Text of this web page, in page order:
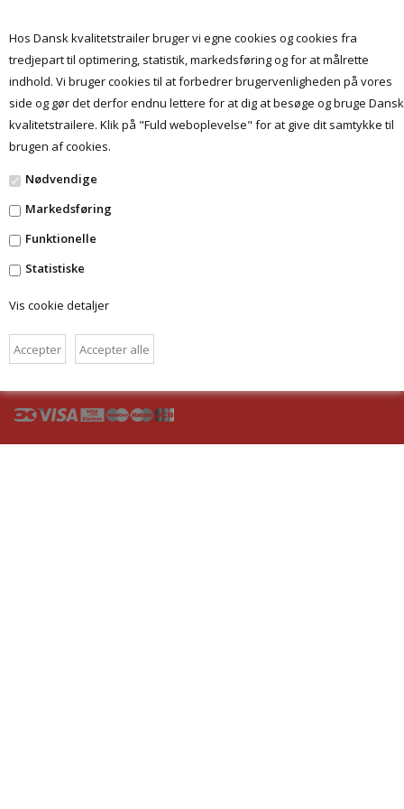
Hos Dansk kvalitetstrailer bruger vi egne cookies og cookies fra
tredjepart til optimering, statistik, markedsføring og for at målrette
indhold. Vi bruger cookies til at forbedrer brugervenligheden på vores
side og gør det derfor endnu lettere for at dig at besøge og bruge Dansk
kvalitetstrailere. Klik på "Fuld weboplevelse" for at give dit samtykke til
brugen af cookies.
Nødvendige
Markedsføring
Funktionelle
Statistiske
Vis cookie detaljer
Menu
Ingen varer fundet
BETINGELSER
DANSKKVALITETSTRAILER.DK
CVR: 32 34 29 30